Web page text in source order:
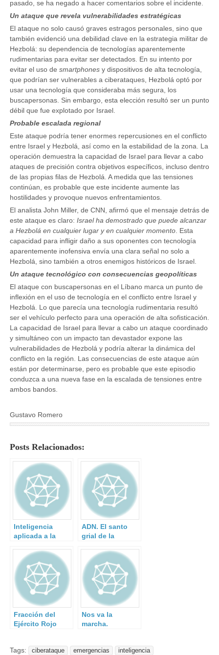
pasado, se ha negado a hacer comentarios sobre el incidente.
Un ataque que revela vulnerabilidades estratégicas
El ataque no solo causó graves estragos personales, sino que
también evidenció una debilidad clave en la estrategia militar de
Hezbolá: su dependencia de tecnologías aparentemente
rudimentarias para evitar ser detectados. En su intento por
evitar el uso de smartphones y dispositivos de alta tecnología,
que podrían ser vulnerables a ciberataques, Hezbolá optó por
usar una tecnología que consideraba más segura, los
buscapersonas. Sin embargo, esta elección resultó ser un punto
débil que fue explotado por Israel.
Probable escalada regional
Este ataque podría tener enormes repercusiones en el conflicto
entre Israel y Hezbolá, así como en la estabilidad de la zona. La
operación demuestra la capacidad de Israel para llevar a cabo
ataques de precisión contra objetivos específicos, incluso dentro
de las propias filas de Hezbolá. A medida que las tensiones
continúan, es probable que este incidente aumente las
hostilidades y provoque nuevos enfrentamientos.
El analista John Miller, de CNN, afirmó que el mensaje detrás de
este ataque es claro: Israel ha demostrado que puede alcanzar
a Hezbolá en cualquier lugar y en cualquier momento . Esta
capacidad para infligir daño a sus oponentes con tecnología
aparentemente inofensiva envía una clara señal no solo a
Hezbolá, sino también a otros enemigos históricos de Israel.
Un ataque tecnológico con consecuencias geopolíticas
El ataque con buscapersonas en el Líbano marca un punto de
inflexión en el uso de tecnología en el conflicto entre Israel y
Hezbolá. Lo que parecía una tecnología rudimentaria resultó
ser el vehículo perfecto para una operación de alta sofisticación.
La capacidad de Israel para llevar a cabo un ataque coordinado
y simultáneo con un impacto tan devastador expone las
vulnerabilidades de Hezbolá y podría alterar la dinámica del
conflicto en la región. Las consecuencias de este ataque aún
están por determinarse, pero es probable que este episodio
conduzca a una nueva fase en la escalada de tensiones entre
ambos bandos.
Gustavo Romero
Posts Relacionados:
Inteligencia
aplicada a la
emergencias
ADN. El santo
grial de la
Fracción del
Ejército Rojo
Nos va la
marcha.
Tags: ciberataque emergencias
inteligencia